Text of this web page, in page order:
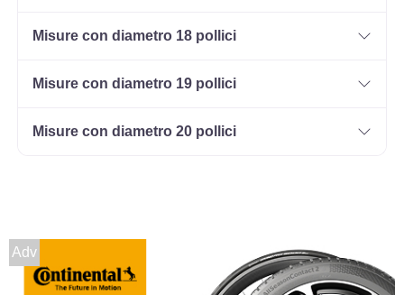
Misure con diametro 18 pollici
Misure con diametro 19 pollici
Misure con diametro 20 pollici
Adv